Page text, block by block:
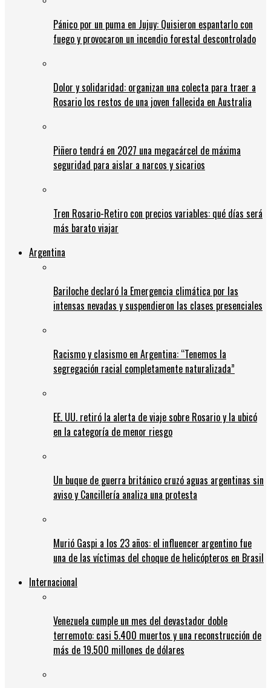
Pánico por un puma en Jujuy: Quisieron espantarlo con
fuego y provocaron un incendio forestal descontrolado
Dolor y solidaridad: organizan una colecta para traer a
Rosario los restos de una joven fallecida en Australia
Piñero tendrá en 2027 una megacárcel de máxima
seguridad para aislar a narcos y sicarios
Tren Rosario-Retiro con precios variables: qué días será
más barato viajar
Argentina
Bariloche declaró la Emergencia climática por las
intensas nevadas y suspendieron las clases presenciales
Racismo y clasismo en Argentina: “Tenemos la
segregación racial completamente naturalizada”
EE. UU. retiró la alerta de viaje sobre Rosario y la ubicó
en la categoría de menor riesgo
Un buque de guerra británico cruzó aguas argentinas sin
aviso y Cancillería analiza una protesta
Murió Gaspi a los 23 años: el influencer argentino fue
una de las víctimas del choque de helicópteros en Brasil
Internacional
Venezuela cumple un mes del devastador doble
terremoto: casi 5.400 muertos y una reconstrucción de
más de 19.500 millones de dólares